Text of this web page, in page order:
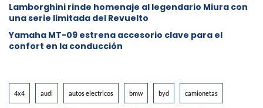
Lamborghini rinde homenaje al legendario Miura con
una serie limitada del Revuelto
Yamaha MT-09 estrena accesorio clave para el
confort en la conducción
4x4 audi autos electricos bmw byd camionetas